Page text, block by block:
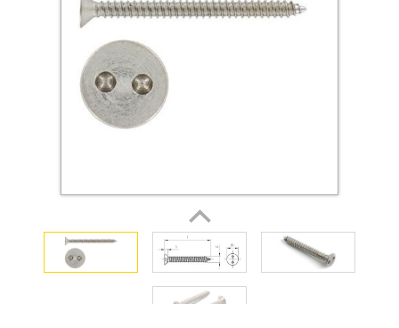
Крюки, кольца с метрической резьбой
Крюки, кольца с шурупной резьбой
Оснастка и аксессуары для яхт
Пробки
Саморезы и шурупы
Стопорные кольца